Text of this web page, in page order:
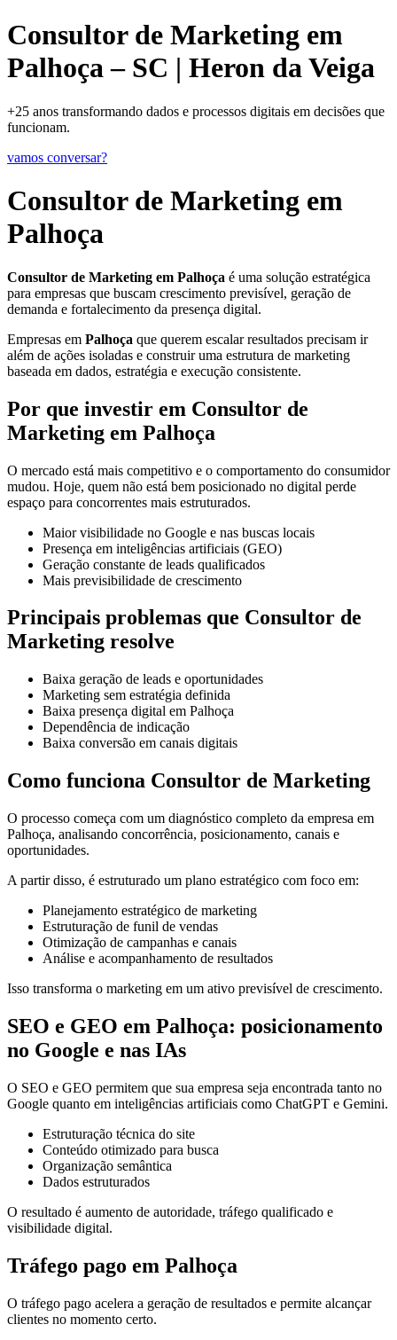
Consultor de Marketing em
Palhoça – SC | Heron da Veiga
+25 anos transformando dados e processos digitais em decisões que
funcionam.
vamos conversar?
Consultor de Marketing em
Palhoça
Consultor de Marketing em Palhoça é uma solução estratégica
para empresas que buscam crescimento previsível, geração de
demanda e fortalecimento da presença digital.
Empresas em Palhoça que querem escalar resultados precisam ir
além de ações isoladas e construir uma estrutura de marketing
baseada em dados, estratégia e execução consistente.
Por que investir em Consultor de
Marketing em Palhoça
O mercado está mais competitivo e o comportamento do consumidor
mudou. Hoje, quem não está bem posicionado no digital perde
espaço para concorrentes mais estruturados.
Maior visibilidade no Google e nas buscas locais
Presença em inteligências artificiais (GEO)
Geração constante de leads qualificados
Mais previsibilidade de crescimento
Principais problemas que Consultor de
Marketing resolve
Baixa geração de leads e oportunidades
Marketing sem estratégia definida
Baixa presença digital em Palhoça
Dependência de indicação
Baixa conversão em canais digitais
Como funciona Consultor de Marketing
O processo começa com um diagnóstico completo da empresa em
Palhoça, analisando concorrência, posicionamento, canais e
oportunidades.
A partir disso, é estruturado um plano estratégico com foco em:
Planejamento estratégico de marketing
Estruturação de funil de vendas
Otimização de campanhas e canais
Análise e acompanhamento de resultados
Isso transforma o marketing em um ativo previsível de crescimento.
SEO e GEO em Palhoça: posicionamento
no Google e nas IAs
O SEO e GEO permitem que sua empresa seja encontrada tanto no
Google quanto em inteligências artificiais como ChatGPT e Gemini.
Estruturação técnica do site
Conteúdo otimizado para busca
Organização semântica
Dados estruturados
O resultado é aumento de autoridade, tráfego qualificado e
visibilidade digital.
Tráfego pago em Palhoça
O tráfego pago acelera a geração de resultados e permite alcançar
clientes no momento certo.